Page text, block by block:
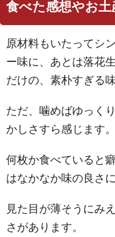
食べた感想やお
原材料もいたってシ
ー味に、あとは落花
だけの、素朴すぎる味
ただ、噛めばゆっく
かしさすら感じます。
何枚か食べていると
はなかなか味の良さ
見た目が薄そうにみ
さがあります。